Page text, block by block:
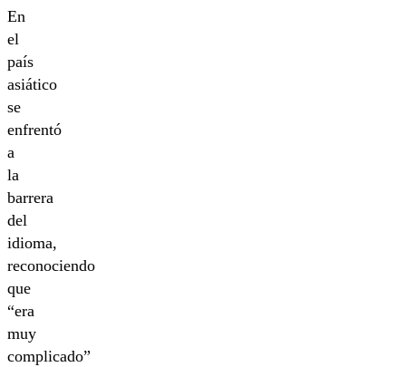
En
el
país
asiático
se
enfrentó
a
la
barrera
del
idioma,
reconociendo
que
“era
muy
complicado”